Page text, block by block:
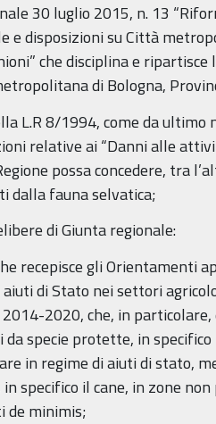
30 luglio 2015, n. 13
e disposizioni su Città
che disciplina e
di Bologna,
L.R 8/1994, come da ultimo
relative ai “Danni alle
possa concedere, tra
dalla fauna selvatica;
di Giunta regionale:
recepisce gli Orientamenti
aiuti di Stato nei settori
2020, che, in
da specie protette, in
in regime di aiuti di stato,
specifico il cane, in zone
de minimis;